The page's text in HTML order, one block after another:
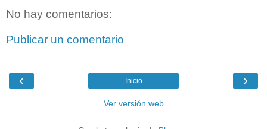
No hay comentarios:
Publicar un comentario
‹ ›
Inicio
Ver versión web